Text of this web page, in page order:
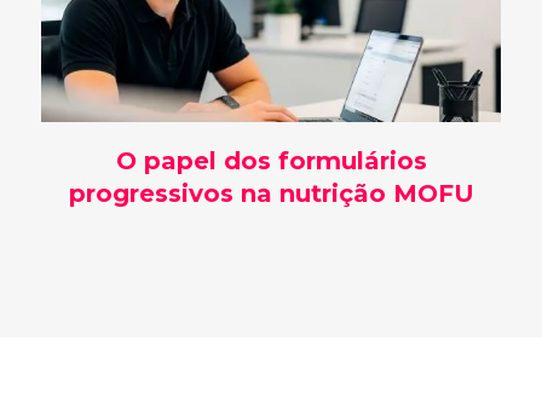
O papel dos formulários
progressivos na nutrição MOFU